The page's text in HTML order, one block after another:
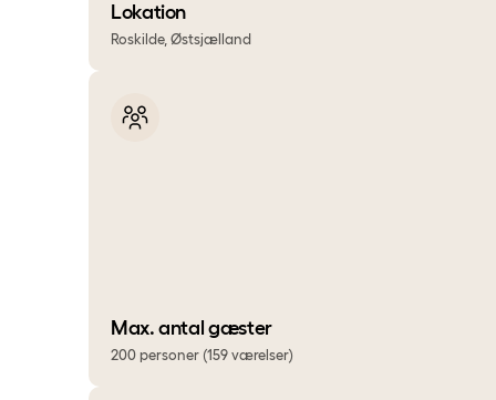
Lokation
Roskilde, Østsjælland
Max. antal gæster
200 personer (159 værelser)